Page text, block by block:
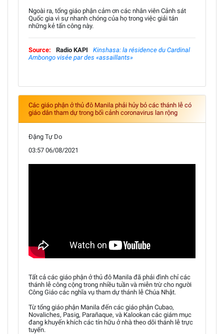
Ngoài ra, tổng giáo phận cảm ơn các nhân viên Cảnh sát
Quốc gia vì sự nhanh chóng của họ trong việc giải tán
những kẻ tấn công này.
Source: Radio KAPI
Kinshasa: la résidence du Cardinal
Ambongo visée par des «assaillants»
Các giáo phận ở thủ đô Manila phải hủy bỏ các thánh lễ có
giáo dân tham dự trong bối cảnh coronavirus lan rộng
Đặng Tự Do
03:57 06/08/2021
Tất cả các giáo phận ở thủ đô Manila đã phải đình chỉ các
thánh lễ công cộng trong nhiều tuần và miễn trừ cho người
Công Giáo các nghĩa vụ tham dự thánh lễ Chúa Nhật.
Từ tổng giáo phận Manila đến các giáo phận Cubao,
Novaliches, Pasig, Parañaque, và Kalookan các giám mục
đang khuyến khích các tín hữu ở nhà theo dõi thánh lễ trực
tuyến.